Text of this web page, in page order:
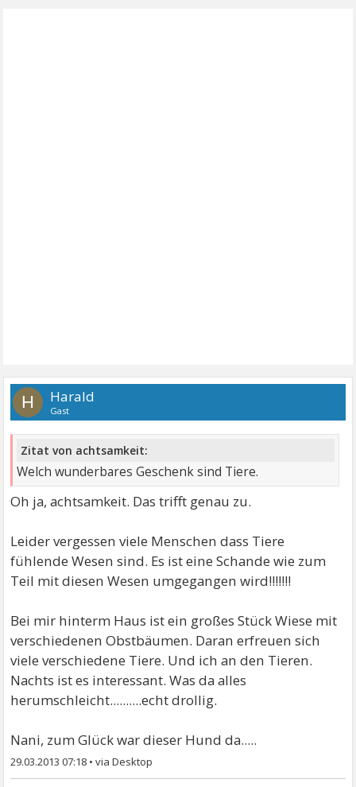
H Harald
Gast
Zitat von achtsamkeit:
Welch wunderbares Geschenk sind Tiere.
Oh ja, achtsamkeit. Das trifft genau zu.
Leider vergessen viele Menschen dass Tiere
fühlende Wesen sind. Es ist eine Schande wie zum
Teil mit diesen Wesen umgegangen wird!!!!!!!
Bei mir hinterm Haus ist ein großes Stück Wiese mit
verschiedenen Obstbäumen. Daran erfreuen sich
viele verschiedene Tiere. Und ich an den Tieren.
Nachts ist es interessant. Was da alles
herumschleicht..........echt drollig.
Nani, zum Glück war dieser Hund da.....
29.03.2013 07:18 •